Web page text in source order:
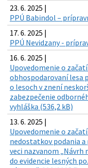
23. 6. 2025 |
PPÚ Babindol –
17. 6. 2025 |
PPÚ Nevidzany -
16. 6. 2025 |
Upovedomenie o
obhospodarovaní lesa
o lesoch v znení
zabezpečenie
vyhláška (536,2 kB)
13. 6. 2025 |
Upovedomenie o
nedostatkov podania a
veci nazvanom „Návrh
do evidencie lesných